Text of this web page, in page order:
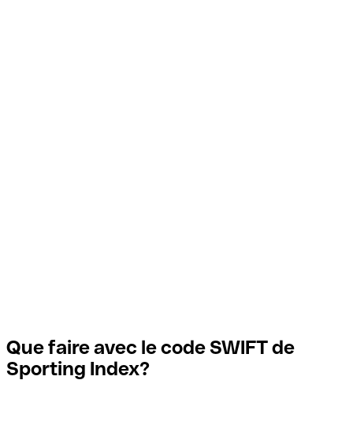
Que faire avec le code SWIFT de
Sporting Index?